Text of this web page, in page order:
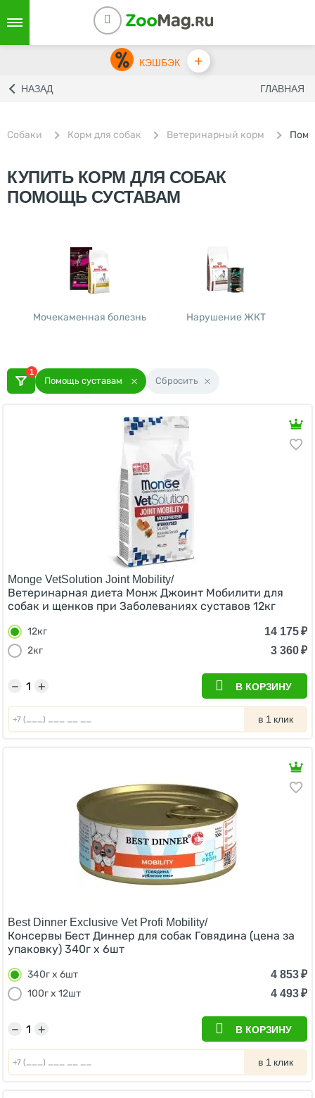
КЭШБЭК +
НАЗАД ГЛАВНАЯ
Собаки Корм для собак Ветеринарный корм
КУПИТЬ КОРМ ДЛЯ СОБАК
ПОМОЩЬ СУСТАВАМ
Мочекаменная болезнь Нарушение ЖКТ
1
Помощь суставам Сбросить
Monge VetSolution Joint Mobility/
Ветеринарная диета Монж Джоинт Мобилити для
собак и щенков при Заболеваниях суставов 12кг
12кг 14 175₽
2кг
3 360₽
+
− В КОРЗИНУ
в 1 клик
Best Dinner Exclusive Vet Profi Mobility/
Консервы Бест Диннер для собак Говядина (цена за
упаковку) 340г х 6шт
340г х 6шт 4 853₽
100г х 12шт
4 493₽
+
− В КОРЗИНУ
в 1 клик